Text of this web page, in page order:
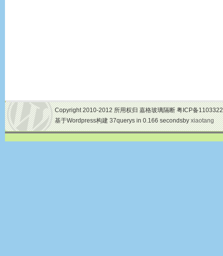
Copyright 2010-2012 所用权归 嘉格玻璃隔断 粤ICP备
基于Wordpress构建 37querys in 0.166 secondsbyxiaotang